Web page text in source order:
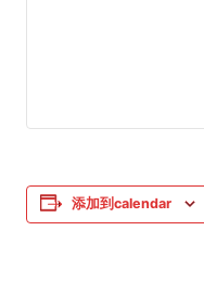
添加到calendar